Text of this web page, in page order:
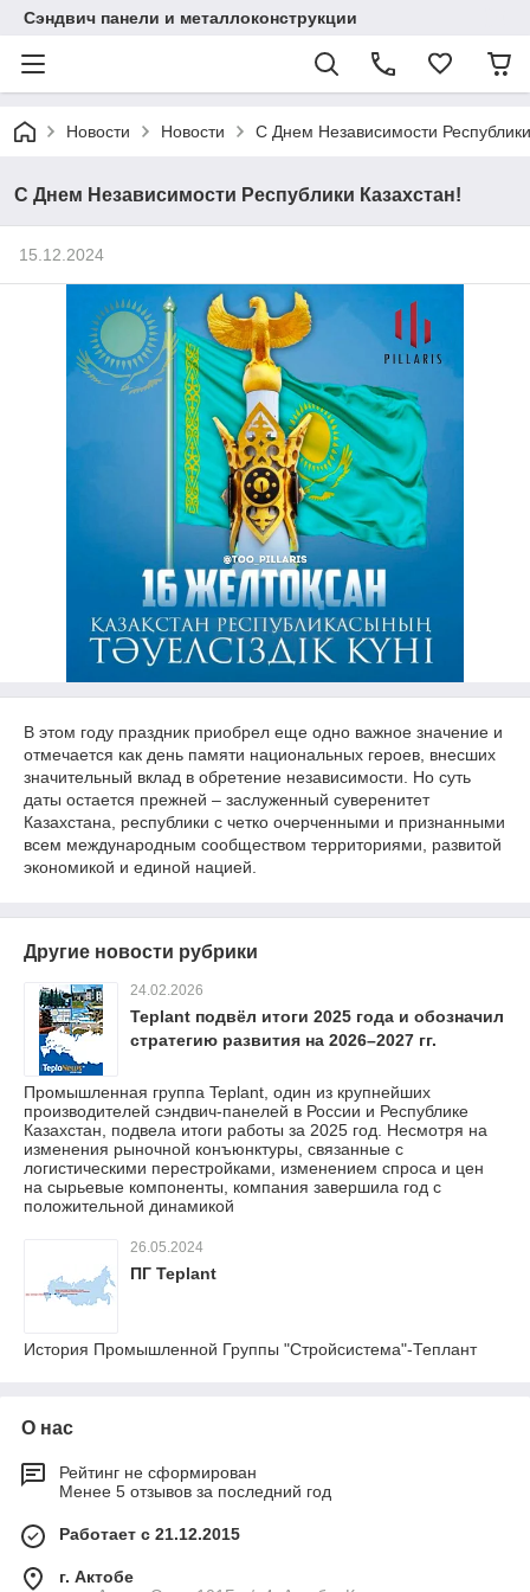
Сэндвич панели и металлоконструкции
Новости Новости С Днем Независимости
С Днем Независимости Республики Казахстан!
15.12.2024
В этом году праздник приобрел еще одно важное значение и
отмечается как день памяти национальных героев, внесших
значительный вклад в обретение независимости. Но суть
даты остается прежней – заслуженный суверенитет
Казахстана, республики с четко очерченными и признанными
всем международным сообществом территориями, развитой
экономикой и единой нацией.
Другие новости рубрики
24.02.2026
Teplant подвёл итоги 2025 года и обозначил
стратегию развития на 2026–2027 гг.
Промышленная группа Teplant, один из крупнейших
производителей сэндвич-панелей в России и Республике
Казахстан, подвела итоги работы за 2025 год. Несмотря на
изменения рыночной конъюнктуры, связанные с
логистическими перестройками, изменением спроса и цен
на сырьевые компоненты, компания завершила год с
положительной динамикой
26.05.2024
ПГ Teplant
История Промышленной Группы "Стройсистема"-Теплант
О нас
Рейтинг не сформирован
Менее 5 отзывов за последний год
Работает с 21.12.2015
г. Актобе